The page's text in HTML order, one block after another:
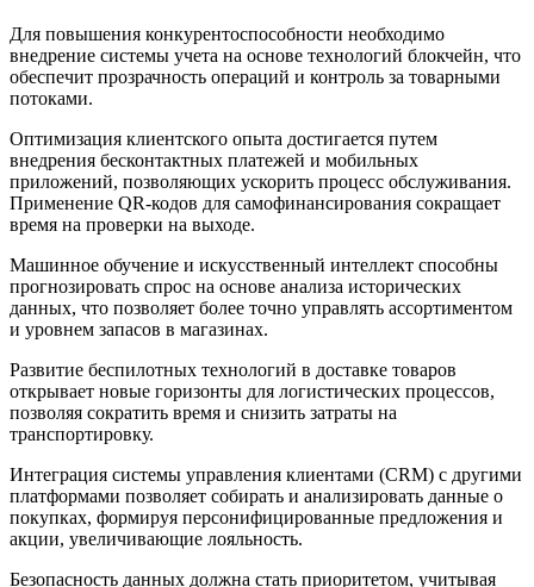
Для повышения конкурентоспособности необходимо
внедрение системы учета на основе технологий блокчейн, что
обеспечит прозрачность операций и контроль за товарными
потоками.
Оптимизация клиентского опыта достигается путем
внедрения бесконтактных платежей и мобильных
приложений, позволяющих ускорить процесс обслуживания.
Применение QR-кодов для самофинансирования сокращает
время на проверки на выходе.
Машинное обучение и искусственный интеллект способны
прогнозировать спрос на основе анализа исторических
данных, что позволяет более точно управлять ассортиментом
и уровнем запасов в магазинах.
Развитие беспилотных технологий в доставке товаров
открывает новые горизонты для логистических процессов,
позволяя сократить время и снизить затраты на
транспортировку.
Интеграция системы управления клиентами (CRM) с другими
платформами позволяет собирать и анализировать данные о
покупках, формируя персонифицированные предложения и
акции, увеличивающие лояльность.
Безопасность данных должна стать приоритетом, учитывая